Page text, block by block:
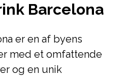
Barcelona
er en af byens
med et omfattende
og en unik